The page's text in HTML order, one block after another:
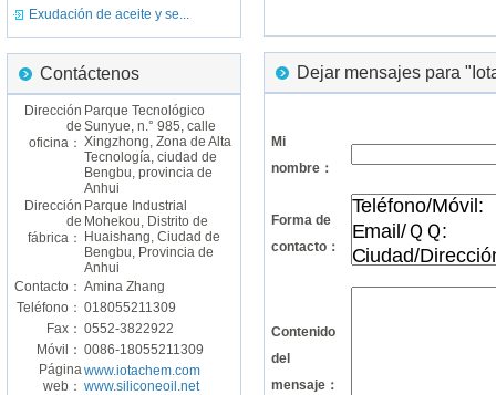
Exudación de aceite y se...
Contáctenos
Dirección
de
oficina：
Parque Tecnológico
Sunyue, n.° 985, calle
Xingzhong, Zona de Alta
Tecnología, ciudad de
Bengbu, provincia de
Anhui
Dirección
de
fábrica：
Parque Industrial
Mohekou, Distrito de
Huaishang, Ciudad de
Bengbu, Provincia de
Anhui
Contacto： Amina Zhang
Teléfono： 018055211309
Fax： 0552-3822922
Móvil： 0086-18055211309
Página
web：
www.iotachem.com
www.siliconeoil.net
Dejar mensajes para
Mi
nombre：
Forma de
contacto：
Contenido
del
mensaje：